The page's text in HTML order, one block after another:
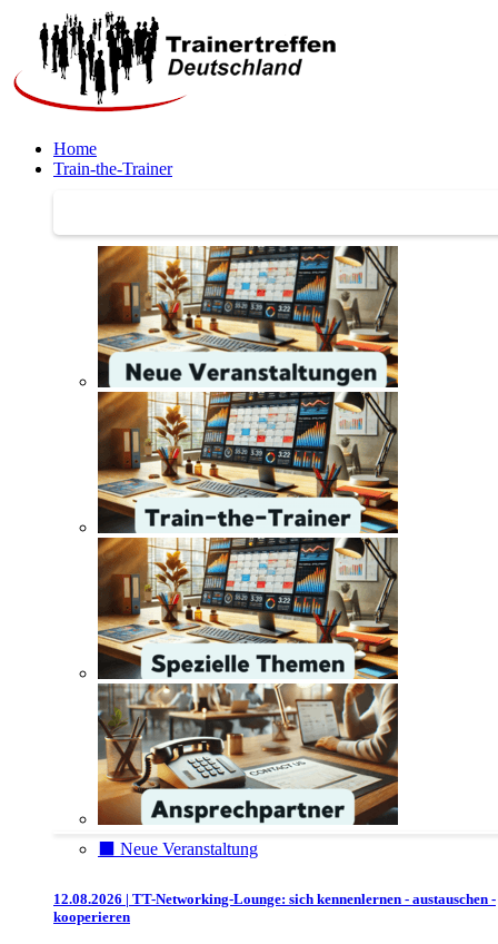
Home
Train-the-Trainer
⬛️ Neue Veranstaltung
12.08.2026 | TT-Networking-Lounge: sich kennenlernen - austauschen -
kooperieren